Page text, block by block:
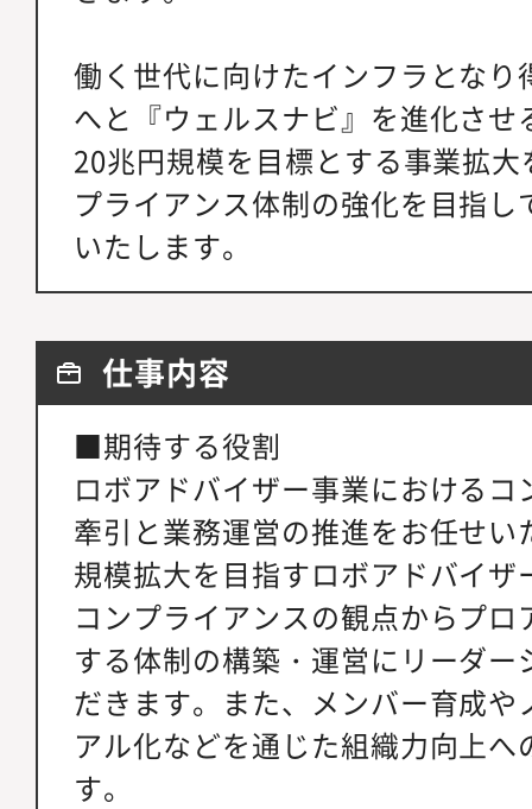
働く世代に向けたインフラとな
へと『ウェルスナビ』を進化さ
20兆円規模を目標とする事業拡
プライアンス体制の強化を目指
いたします。
仕事内容
■期待する役割
ロボアドバイザー事業における
牽引と業務運営の推進をお任せい
規模拡大を目指すロボアドバイ
コンプライアンスの観点からプ
する体制の構築・運営にリーダ
だきます。また、メンバー育成
アル化などを通じた組織力向上
す。